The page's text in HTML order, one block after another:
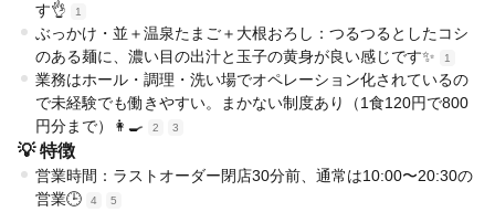
す👌
1
ぶっかけ・並＋温泉たまご＋大根おろし：つるつるとしたコシ
のある麺に、濃い目の出汁と玉子の黄身が良い感じです✨
1
業務はホール・調理・洗い場でオペレーション化されているの
で未経験でも働きやすい。まかない制度あり（1食120円で800
円分まで）👩‍🍳
2 3
💡 特徴
営業時間：ラストオーダー閉店30分前、通常は10:00〜20:30の
営業🕒
4 5